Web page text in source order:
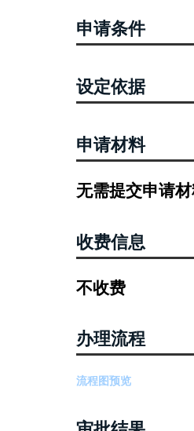
申请条件
设定依据
申请材料
无需提交申请
收费信息
不收费
办理流程
流程图预览